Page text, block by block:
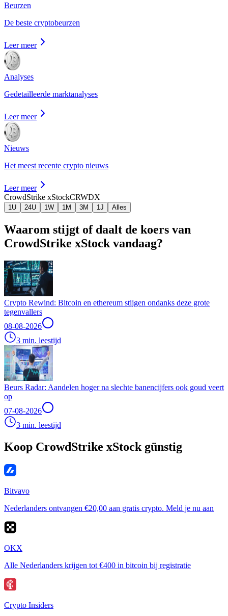
Beurzen
De beste cryptobeurzen
Leer meer
Analyses
Gedetailleerde marktanalyses
Leer meer
Nieuws
Het meest recente crypto nieuws
Leer meer
CrowdStrike xStockCRWDX
1U 24U 1W 1M 3M 1J Alles
Waarom stijgt of daalt de koers van
CrowdStrike xStock vandaag?
Crypto Rewind: Bitcoin en ethereum stijgen ondanks deze grote
tegenvallers
08-08-2026
3 min. leestijd
Beurs Radar: Aandelen hoger na slechte banencijfers ook goud veert
op
07-08-2026
3 min. leestijd
Koop CrowdStrike xStock günstig
Bitvavo
Nederlanders ontvangen €20,00 aan gratis crypto. Meld je nu aan
OKX
Alle Nederlanders krijgen tot €400 in bitcoin bij registratie
Crypto Insiders